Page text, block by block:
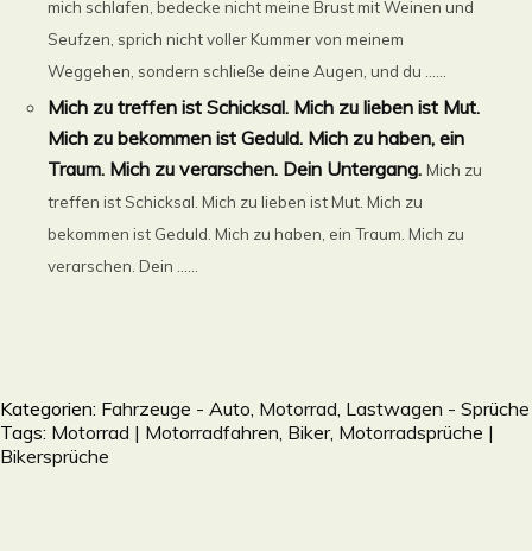
mich schlafen, bedecke nicht meine Brust mit Weinen und
Seufzen, sprich nicht voller Kummer von meinem
Weggehen, sondern schließe deine Augen, und du ......
Mich zu treffen ist Schicksal. Mich zu lieben ist Mut.
Mich zu bekommen ist Geduld. Mich zu haben, ein
Traum. Mich zu verarschen. Dein Untergang. Mich zu
treffen ist Schicksal. Mich zu lieben ist Mut. Mich zu
bekommen ist Geduld. Mich zu haben, ein Traum. Mich zu
verarschen. Dein ......
Kategorien: Fahrzeuge - Auto, Motorrad, Lastwagen - Sprüche
Tags: Motorrad | Motorradfahren, Biker, Motorradsprüche |
Bikersprüche